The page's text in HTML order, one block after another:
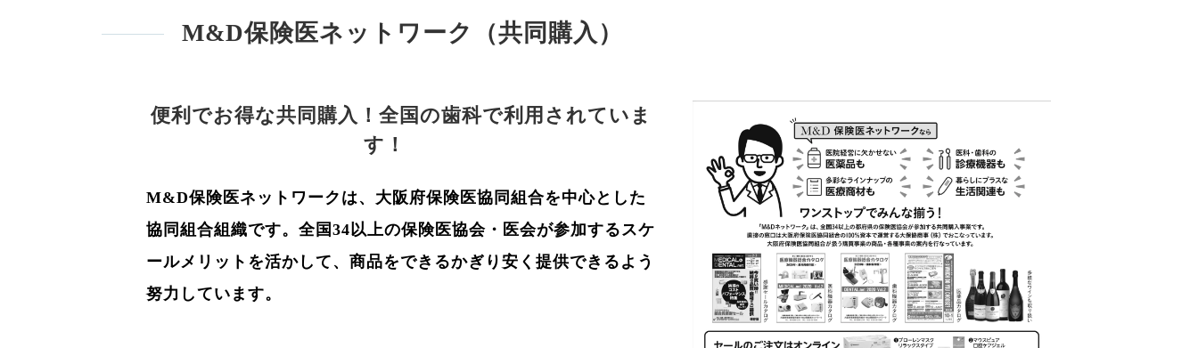
M&D保険医ネットワーク（共同購入）
便利でお得な共同購入！全国の歯科で利用されていま
す！
M&D保険医ネットワークは、大阪府保険医協同組合を中心とした
協同組合組織です。全国34以上の保険医協会・医会が参加するスケ
ールメ リットを活かして、商品をできるかぎり安く提供できるよう
努力しています。